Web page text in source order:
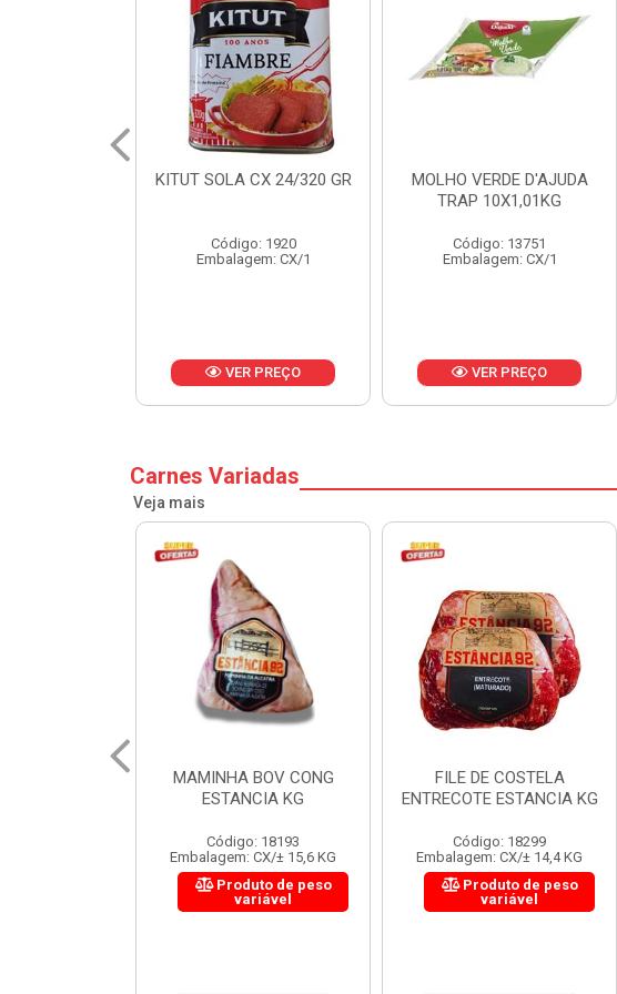
MOLHO VERDE D'AJUDA
Código: 13751
Embalagem: CX/1
VER PREÇO
FRUTAS CRISTALIZADAS
CX 10KG
Código: 1785
Embalagem: KG/10
VER PREÇO
Carnes Variadas
Veja mais
FILE DE COSTELA
ENTRECOTE ESTANCIA KG
Código: 18299
Embalagem: CX/± 14,4 KG
Produto de peso
variável
CUPIM BOV CONG B PUL
KG
Código: 19965
Embalagem: CX/± 18,36 KG
Produto de peso
variável